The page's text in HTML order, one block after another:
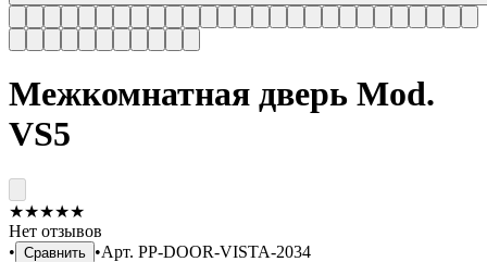
Межкомнатная дверь Mod.
VS5
★★★★★
Нет отзывов
• Сравнить •Арт. PP-DOOR-VISTA-2034